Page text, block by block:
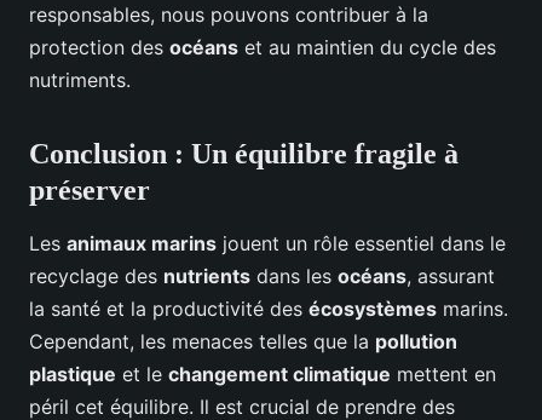
responsables, nous pouvons contribuer à la
protection des océans et au maintien du cycle des
nutriments.
Conclusion : Un équilibre fragile à
préserver
Les animaux marins jouent un rôle essentiel dans le
recyclage des nutrients dans les océans, assurant
la santé et la productivité des écosystèmes marins.
Cependant, les menaces telles que la pollution
plastique et le changement climatique mettent en
péril cet équilibre. Il est crucial de prendre des